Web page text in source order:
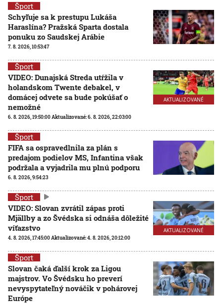
Šport
Schyľuje sa k prestupu Lukáša
Haraslína? Pražská Sparta dostala
ponuku zo Saudskej Arábie
7. 8. 2026, 10:53:47
AKTUALIZOVANÉ
Šport
VIDEO: Dunajská Streda utŕžila v
holandskom Twente debakel, v
domácej odvete sa bude pokúšať o
nemožné
6. 8. 2026, 19:50:00Aktualizované:6. 8. 2026, 22:03:00
Šport
FIFA sa ospravedlnila za plán s
predajom podielov MS, Infantina však
podržala a vyjadrila mu plnú podporu
6. 8. 2026, 9:54:23
AKTUALIZOVANÉ
Šport
VIDEO: Slovan zvrátil zápas proti
Mjällby a zo Švédska si odnáša dôležité
víťazstvo
4. 8. 2026, 17:45:00Aktualizované:4. 8. 2026, 20:12:00
Šport
Slovan čaká ďalší krok za Ligou
majstrov. Vo Švédsku ho preverí
nevyspytateľný nováčik v pohárovej
Európe